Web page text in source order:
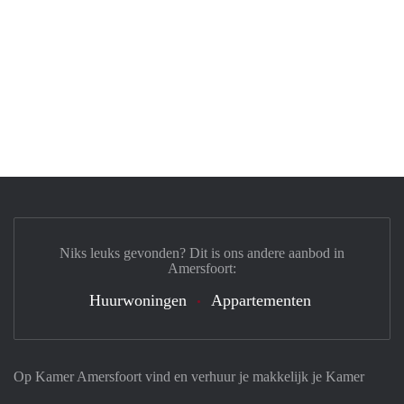
Op Kamer Amersfoort vind en verhuur je makkelijk je Kamer
Niks leuks gevonden? Dit is ons andere aanbod in
Amersfoort:
Huurwoningen Appartementen